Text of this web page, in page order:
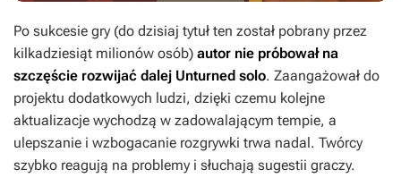
Po sukcesie gry (do dzisiaj tytuł ten został pobrany przez
kilkadziesiąt milionów osób) autor nie próbował na
szczęście rozwijać dalej Unturned solo. Zaangażował do
projektu dodatkowych ludzi, dzięki czemu kolejne
aktualizacje wychodzą w zadowalającym tempie, a
ulepszanie i wzbogacanie rozgrywki trwa nadal. Twórcy
szybko reagują na problemy i słuchają sugestii graczy.